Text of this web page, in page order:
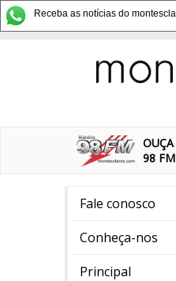
Receba as notícias do
98 FM
Fale conosco
Conheça-nos
Principal